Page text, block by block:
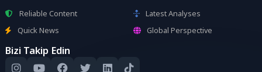
Reliable Content
Latest Analyses
Quick News
Global Perspective
Bizi Takip Edin